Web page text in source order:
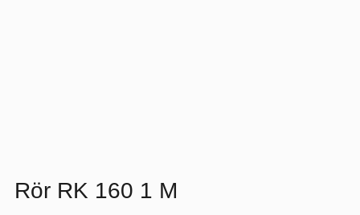
Rör RK 160 1 M